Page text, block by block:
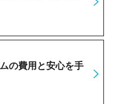
の費用と安心を手